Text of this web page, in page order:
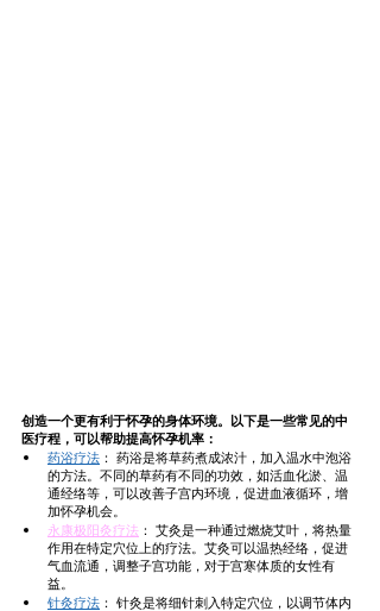
创造一个更有利于怀孕的身体环境。以下是一些常见的中
医疗程，可以帮助提高怀孕机率：
药浴疗法 ： 药浴是将草药煮成浓汁，加入温水中泡浴
的方法。不同的草药有不同的功效，如活血化淤、温
通经络等，可以改善子宫内环境，促进血液循环，增
加怀孕机会。
永康极阳灸疗法 ： 艾灸是一种通过燃烧艾叶，将热量
作用在特定穴位上的疗法。艾灸可以温热经络，促进
气血流通，调整子宫功能，对于宫寒体质的女性有
益。
针灸疗法 ： 针灸是将细针刺入特定穴位，以调节体内